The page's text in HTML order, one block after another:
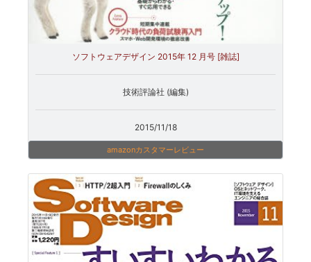
ソフトウェアデザイン 2015年 12 月号 [雑誌]
技術評論社 (編集)
2015/11/18
amazonカスタマーレビュー